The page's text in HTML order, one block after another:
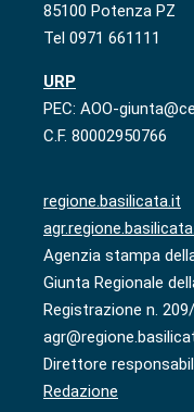
85100 Potenza PZ
Tel 0971 661111
URP
PEC: AOO-
C.F. 80002950766
regione.basilicata.it
Agenzia stampa
Giunta Regionale
Registrazione n.
Direttore
Redazione